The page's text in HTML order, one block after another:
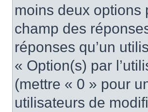
moins deux options
champ des
réponses qu’un
« Option(s) par
(mettre « 0 » pour
utilisateurs de